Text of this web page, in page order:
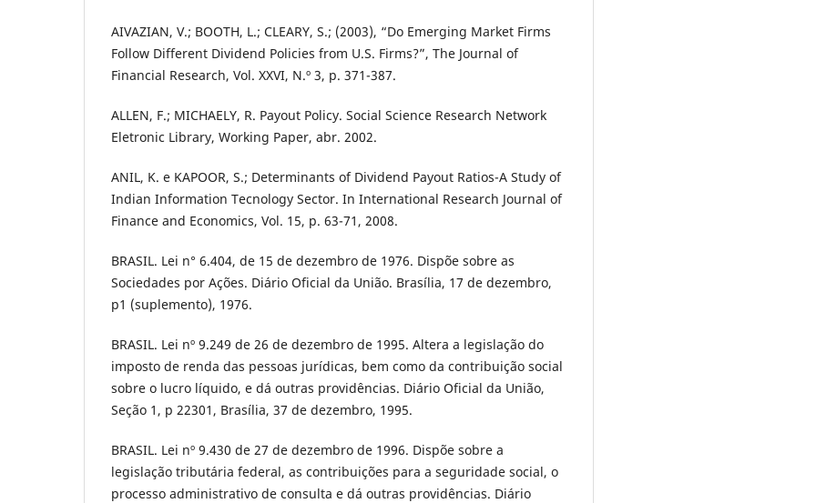
AIVAZIAN, V.; BOOTH, L.; CLEARY, S.; (2003), “Do Emerging Market Firms
Follow Different Dividend Policies from U.S. Firms?”, The Journal of
Financial Research, Vol. XXVI, N.º 3, p. 371-387.
ALLEN, F.; MICHAELY, R. Payout Policy. Social Science Research Network
Eletronic Library, Working Paper, abr. 2002.
ANIL, K. e KAPOOR, S.; Determinants of Dividend Payout Ratios-A Study of
Indian Information Tecnology Sector. In International Research Journal of
Finance and Economics, Vol. 15, p. 63-71, 2008.
BRASIL. Lei n° 6.404, de 15 de dezembro de 1976. Dispõe sobre as
Sociedades por Ações. Diário Oficial da União. Brasília, 17 de dezembro,
p1 (suplemento), 1976.
BRASIL. Lei nº 9.249 de 26 de dezembro de 1995. Altera a legislação do
imposto de renda das pessoas jurídicas, bem como da contribuição social
sobre o lucro líquido, e dá outras providências. Diário Oficial da União,
Seção 1, p 22301, Brasília, 37 de dezembro, 1995.
BRASIL. Lei nº 9.430 de 27 de dezembro de 1996. Dispõe sobre a
legislação tributária federal, as contribuições para a seguridade social, o
processo administrativo de consulta e dá outras providências. Diário